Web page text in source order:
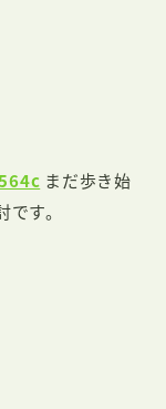
まだ歩き始
す。